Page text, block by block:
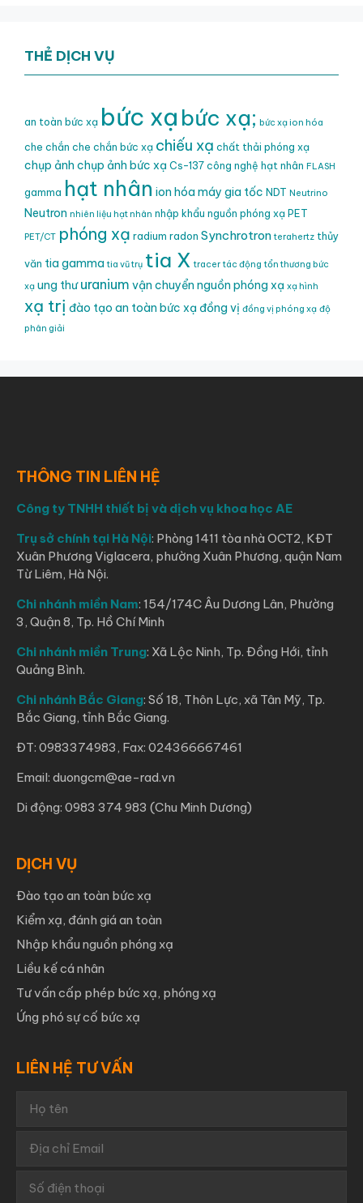
THẺ DỊCH VỤ
an toàn bức xạ bức xạ bức xạ; bức xạ ion hóa
che chắn che chắn bức xạ chiếu xạ chất thải phóng xạ
chụp ảnh chụp ảnh bức xạ Cs-137 công nghệ hạt nhân FLASH
gamma hạt nhân ion hóa máy gia tốc NDT Neutrino
Neutron nhiên liệu hạt nhân nhập khẩu nguồn phóng xạ PET
PET/CT phóng xạ radium radon Synchrotron terahertz thủy
văn tia gamma tia vũ trụ tia X tracer tác động tổn thương bức
xạ ung thư uranium vận chuyển nguồn phóng xạ xạ hình
xạ trị đào tạo an toàn bức xạ đồng vị đồng vị phóng xạ độ
phân giải
THÔNG TIN LIÊN HỆ
Công ty TNHH thiết bị và dịch vụ khoa học AE
Trụ sở chính tại Hà Nội: Phòng 1411 tòa nhà OCT2, KĐT
Xuân Phương Viglacera, phường Xuân Phương, quận Nam
Từ Liêm, Hà Nội.
Chi nhánh miền Nam: 154/174C Âu Dương Lân, Phường
3, Quận 8, Tp. Hồ Chí Minh
Chi nhánh miền Trung: Xã Lộc Ninh, Tp. Đồng Hới, tỉnh
Quảng Bình.
Chi nhánh Bắc Giang: Số 18, Thôn Lực, xã Tân Mỹ, Tp.
Bắc Giang, tỉnh Bắc Giang.
ĐT: 0983374983, Fax: 024366667461
Email: duongcm@ae-rad.vn
Di động: 0983 374 983 (Chu Minh Dương)
DỊCH VỤ
Đào tạo an toàn bức xạ
Kiểm xạ, đánh giá an toàn
Nhập khẩu nguồn phóng xạ
Liều kế cá nhân
Tư vấn cấp phép bức xạ, phóng xạ
Ứng phó sự cố bức xạ
LIÊN HỆ TƯ VẤN